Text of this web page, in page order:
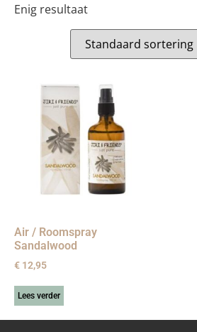
Enig resultaat
Air / Roomspray
Sandalwood
€ 12,95
Lees verder